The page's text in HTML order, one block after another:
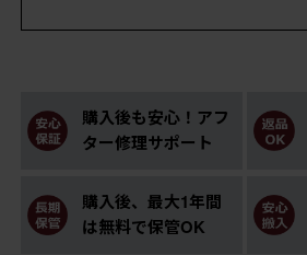
購入後も安心！アフ
ター修理サポート
購入後、最大1年間
は無料で保管OK